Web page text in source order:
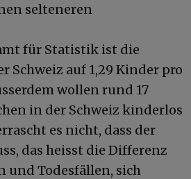
selteneren
für Statistik ist die
Schweiz auf 1,29 Kinder pro
wollen rund 17
in der Schweiz kinderlos
es nicht, dass der
das heisst die Differenz
und Todesfällen, sich